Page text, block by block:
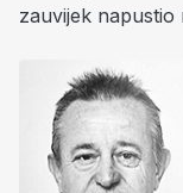
zauvijek